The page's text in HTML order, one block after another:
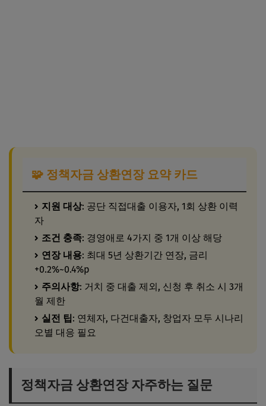
🧩 정책자금 상환연장 요약 카드
지원 대상: 공단 직접대출 이용자, 1회 상환 이력
자
조건 충족: 경영애로 4가지 중 1개 이상 해당
연장 내용: 최대 5년 상환기간 연장, 금리
+0.2%~0.4%p
주의사항: 거치 중 대출 제외, 신청 후 취소 시 3개
월 제한
실전 팁: 연체자, 다건대출자, 창업자 모두 시나리
오별 대응 필요
정책자금 상환연장 자주하는 질문